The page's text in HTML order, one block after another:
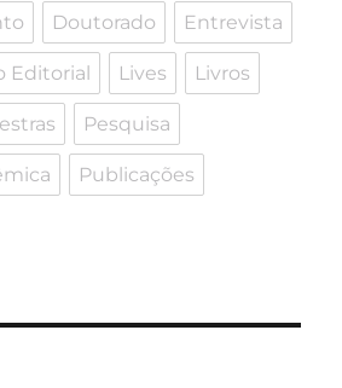
Doutorado Entrevista
Editorial Lives Livros
Pesquisa
Publicações